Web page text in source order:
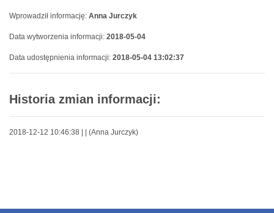
Wprowadził informację: Anna Jurczyk
Data wytworzenia informacji: 2018-05-04
Data udostępnienia informacji: 2018-05-04 13:02:37
Historia zmian informacji:
2018-12-12 10:46:38 | | (Anna Jurczyk)